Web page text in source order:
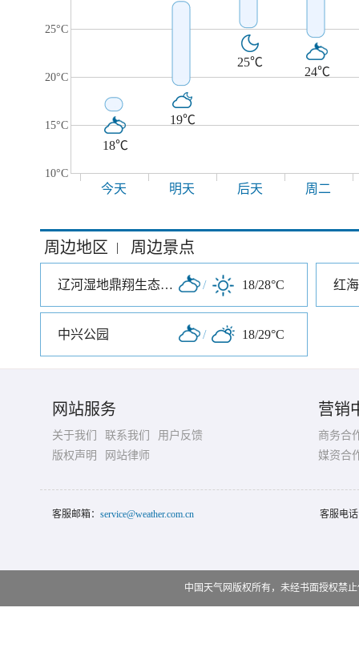
25°C
20°C
15°C
10°C
18℃
19℃
25℃
24℃
今天 明天 后天 周二
周边地区 | 周边景点
辽河湿地鼎翔生态农业观光园 / 18/28°C 红
中兴公园 / 18/29°C
网站服务
关于我们 联系我们
用户反馈
版权声明
网站律师
营销
商务合
媒资合
客服邮箱： service@weather.com.cn 客服电
中国天气网版权所有，未经书面授权